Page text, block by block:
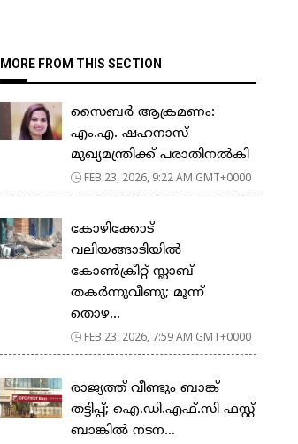
MORE FROM THIS SECTION
സൈബർ ആക്രമണം:
എം.എ. ഷഹനാസ്
മുഖ്യമന്ത്രിക്ക് പരാതിനൽകി
FEB 23, 2026, 9:22 AM GMT+0000
കോഴിക്കോട്
വലിയങ്ങാടിയിൽ
കോൺക്രീറ്റ് സ്ലാബ്
തകർന്നുവീണു; മൂന്ന്
തൊഴ...
FEB 23, 2026, 7:59 AM GMT+0000
രാജ്യത്ത് വീണ്ടും ബാങ്ക്
തട്ടിപ്പ്; ഐ.ഡി.എഫ്.സി ഫസ്റ്റ്
ബാങ്കിൽ നടന...